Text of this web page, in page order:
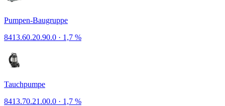
Pumpen-Baugruppe
8413.60.20.90.0 · 1,7 %
Tauchpumpe
8413.70.21.00.0 · 1,7 %